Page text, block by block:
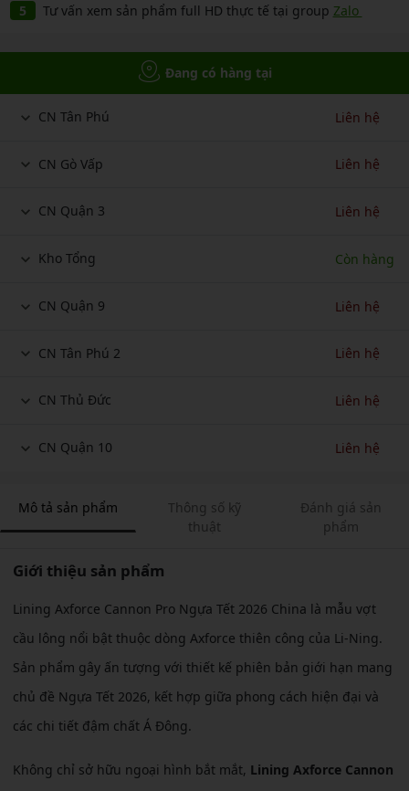
Tư vấn xem sản phẩm full HD thực tế tại group Zalo
Đang có hàng tại
CN Tân Phú Liên hệ
CN Gò Vấp Liên hệ
CN Quận 3 Liên hệ
Kho Tổng Còn hàng
CN Quận 9 Liên hệ
CN Tân Phú 2 Liên hệ
CN Thủ Đức Liên hệ
CN Quận 10 Liên hệ
Mô tả sản phẩm
Thông số kỹ
thuật
Đánh giá sản
phẩm
Giới thiệu sản phẩm
Lining Axforce Cannon Pro Ngựa Tết 2026 China là mẫu vợt
cầu lông nổi bật thuộc dòng Axforce thiên công của Li-Ning.
Sản phẩm gây ấn tượng với thiết kế phiên bản giới hạn mang
chủ đề Ngựa Tết 2026, kết hợp giữa phong cách hiện đại và
các chi tiết đậm chất Á Đông.
Không chỉ sở hữu ngoại hình bắt mắt, Lining Axforce Cannon